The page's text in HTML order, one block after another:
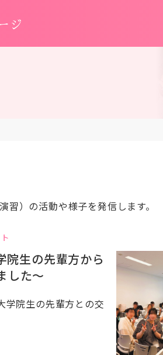
ジ
）の活動や様子を発信します。
生の先輩方から
した～
学院生の先輩方との交